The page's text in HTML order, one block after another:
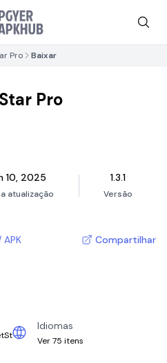
Pro Baixar
Pro
10, 2025
atualização
1.3.1
Versão
Compartilhar
Idiomas
Ver 75 itens